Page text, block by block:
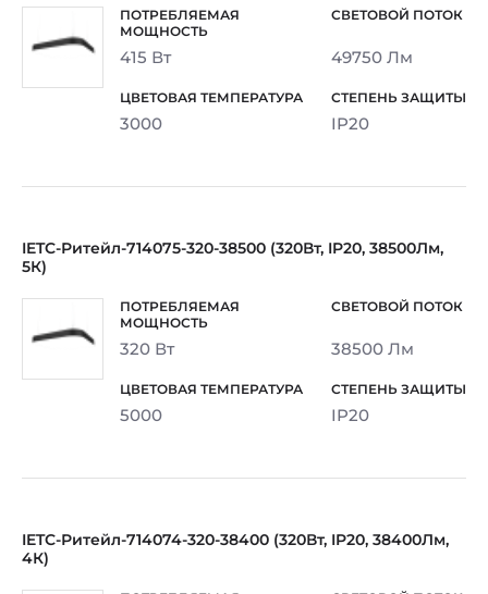
415 Вт 49750 Лм
3000 IP20
IETC-Ритейл-714075-320-38500 (320Вт, IP20, 38500Лм,
5К)
320 Вт 38500 Лм
5000 IP20
IETC-Ритейл-714074-320-38400 (320Вт, IP20, 38400Лм,
4К)